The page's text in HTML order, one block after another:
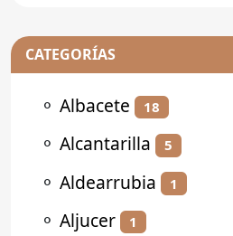
CATEGORÍAS
⚬ Albacete 18
⚬ Alcantarilla 5
⚬ Aldearrubia 1
⚬ Aljucer 1